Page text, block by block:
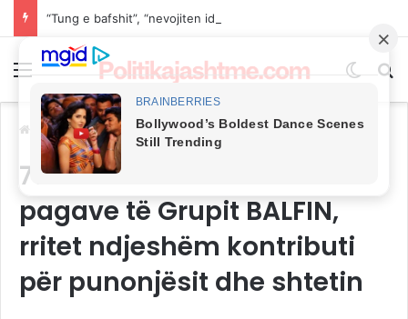
Menu
Ballina/EKONOMI
73 milionë euro fondi i
pagave të Grupit BALFIN,
rritet ndjeshëm kontributi
për punonjësit dhe shtetin